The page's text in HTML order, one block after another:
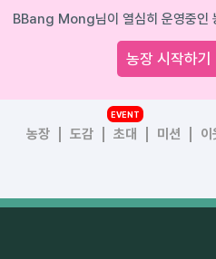
BBang Mong님이 열심히 운영중인
농장 시작하기
농장 도감 초대
EVENT
미션 이